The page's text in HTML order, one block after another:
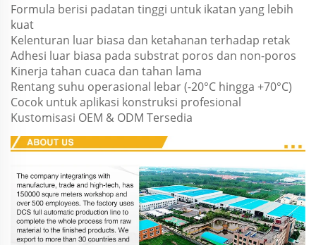
Formula berisi padatan tinggi untuk ikatan yang lebih
kuat
Kelenturan luar biasa dan ketahanan terhadap retak
Adhesi luar biasa pada substrat poros dan non-poros
Kinerja tahan cuaca dan tahan lama
Rentang suhu operasional lebar (-20°C hingga +70°C)
Cocok untuk aplikasi konstruksi profesional
Kustomisasi OEM & ODM Tersedia